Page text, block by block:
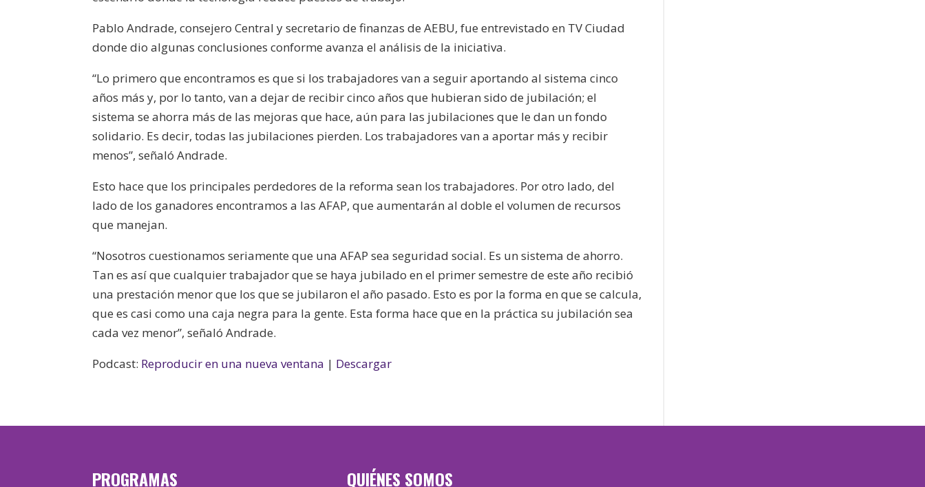
Pablo Andrade, consejero Central y secretario de finanzas de AEBU, fue entrevistado en TV Ciudad
donde dio algunas conclusiones conforme avanza el análisis de la iniciativa.
“Lo primero que encontramos es que si los trabajadores van a seguir aportando al sistema cinco
años más y, por lo tanto, van a dejar de recibir cinco años que hubieran sido de jubilación; el
sistema se ahorra más de las mejoras que hace, aún para las jubilaciones que le dan un fondo
solidario. Es decir, todas las jubilaciones pierden. Los trabajadores van a aportar más y recibir
menos”, señaló Andrade.
Esto hace que los principales perdedores de la reforma sean los trabajadores. Por otro lado, del
lado de los ganadores encontramos a las AFAP, que aumentarán al doble el volumen de recursos
que manejan.
“Nosotros cuestionamos seriamente que una AFAP sea seguridad social. Es un sistema de ahorro.
Tan es así que cualquier trabajador que se haya jubilado en el primer semestre de este año recibió
una prestación menor que los que se jubilaron el año pasado. Esto es por la forma en que se calcula,
que es casi como una caja negra para la gente. Esta forma hace que en la práctica su jubilación sea
cada vez menor”, señaló Andrade.
Podcast: Reproducir en una nueva ventana | Descargar
PROGRAMAS QUIÉNES SOMOS